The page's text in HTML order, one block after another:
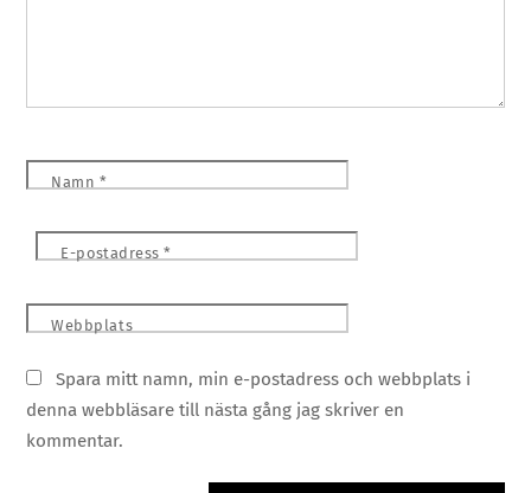
Namn *
E-postadress*
Webbplats
Spara mitt namn, min e-postadress och webbplats i
denna webbläsare till nästa gång jag skriver en
kommentar.